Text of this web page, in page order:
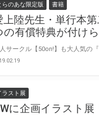
らのあな限定版 書籍
上陸先生・単行本
の有償特典が付け
ラスト展
に企画イラスト